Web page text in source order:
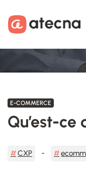
E-COMMERCE
Qu’est-ce
CXP